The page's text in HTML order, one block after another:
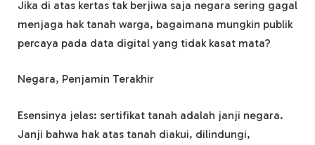
Jika di atas kertas tak berjiwa saja negara sering gagal
menjaga hak tanah warga, bagaimana mungkin publik
percaya pada data digital yang tidak kasat mata?
Negara, Penjamin Terakhir
Esensinya jelas: sertifikat tanah adalah janji negara.
Janji bahwa hak atas tanah diakui, dilindungi,